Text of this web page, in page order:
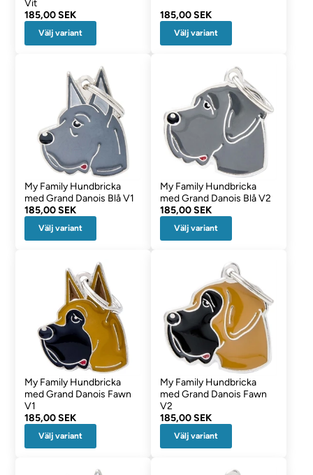
Vit
185,00 SEK
Välj variant
185,00 SEK
Välj variant
My Family Hundbricka
med Grand Danois Blå V1
185,00 SEK
Välj variant
My Family Hundbricka
med Grand Danois Blå V2
185,00 SEK
Välj variant
My Family Hundbricka
med Grand Danois Fawn
V1
185,00 SEK
Välj variant
My Family Hundbricka
med Grand Danois Fawn
V2
185,00 SEK
Välj variant